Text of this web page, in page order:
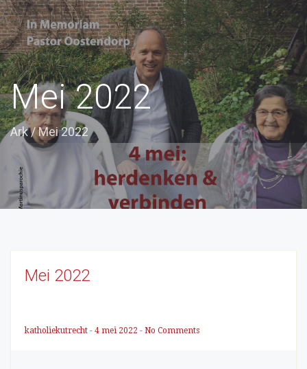
Mei 2022
Ark/Mei 2022
Mei 2022
katholiekutrecht - 4 mei 2022 - No Comments